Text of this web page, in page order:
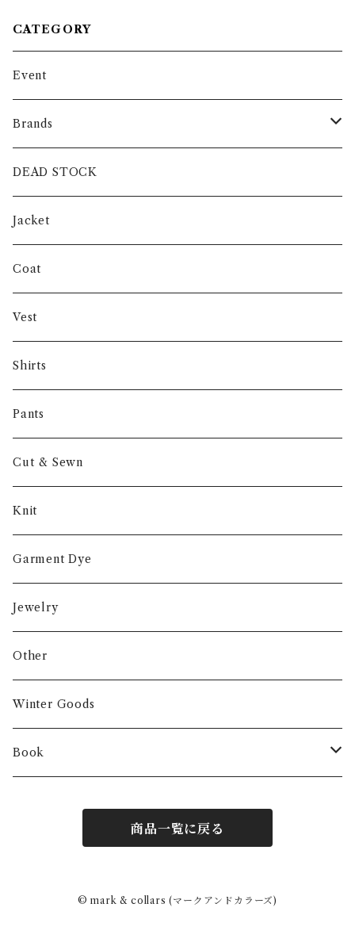
CATEGORY
Event
Brands
intch.
SHUREN
INVERTERE
Gambert
NORIEI
Other
DEAD STOCK
Jacket
Coat
Vest
Shirts
Pants
Cut & Sewn
Knit
Garment Dye
Jewelry
Other
Winter Goods
Book
商品一覧に戻る
© mark & collars (マークアンドカラーズ)